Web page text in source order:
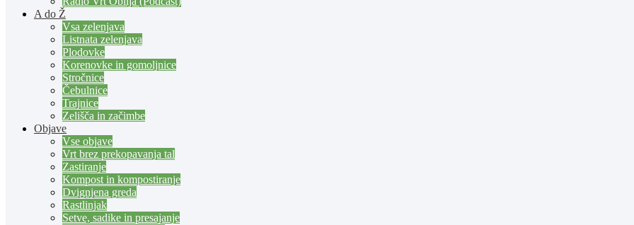
A do Ž
Vsa zelenjava
Listnata zelenjava
Plodovke
Korenovke in gomoljnice
Stročnice
Čebulnice
Trajnice
Zelišča in začimbe
Objave
Vse objave
Vrt brez prekopavanja tal
Zastiranje
Kompost in kompostiranje
Dvignjena greda
Rastlinjak
Setve, sadike in presajanje